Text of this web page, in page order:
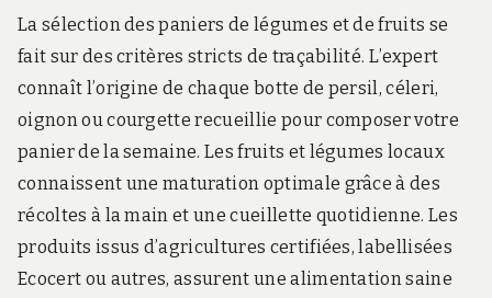
La sélection des paniers de légumes et de fruits se
fait sur des critères stricts de traçabilité. L’expert
connaît l’origine de chaque botte de persil, céleri,
oignon ou courgette recueillie pour composer votre
panier de la semaine. Les fruits et légumes locaux
connaissent une maturation optimale grâce à des
récoltes à la main et une cueillette quotidienne. Les
produits issus d’agricultures certifiées, labellisées
Ecocert ou autres, assurent une alimentation saine